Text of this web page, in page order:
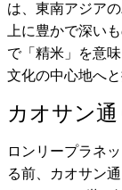
は、東南アジア
上に豊かで深い
で「精米」を意
文化の中心地へ
カオサン
ロンリープラネ
る前、カオサン